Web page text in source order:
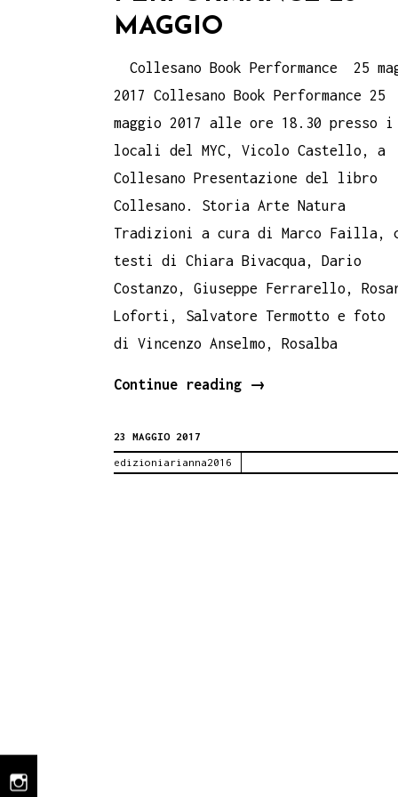
instagram
MAGGIO
Collesano Book Performance 25
2017 Collesano Book Performance 25
maggio 2017 alle ore 18.30 presso i
locali del MYC, Vicolo Castello, a
Collesano Presentazione del libro
Collesano. Storia Arte Natura
Tradizioni a cura di Marco Failla,
testi di Chiara Bivacqua, Dario
Costanzo, Giuseppe Ferrarello,
Loforti, Salvatore Termotto e foto
di Vincenzo Anselmo, Rosalba
Continue reading
Collesano
→
23 MAGGIO 2017
edizioniarianna2016